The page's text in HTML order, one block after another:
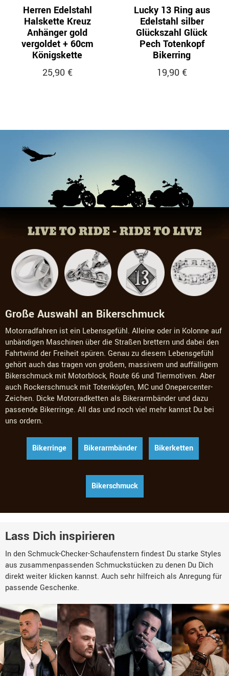
Herren Edelstahl
Halskette Kreuz
Anhänger gold
vergoldet + 60cm
Königskette
25,90 €
Lucky 13 Ring aus
Edelstahl silber
Glückszahl Glück
Pech Totenkopf
Bikerring
19,90 €
Große Auswahl an Bikerschmuck
Motorradfahren ist ein Lebensgefühl. Alleine oder in Kolonne auf
unbändigen Maschinen über die Straßen brettern und dabei den
Fahrtwind der Freiheit spüren. Genau zu diesem Lebensgefühl
gehört auch das tragen von großem, massivem und auffälligem
Bikerschmuck mit Motorblock, Route 66 und Tiermotiven. Aber
auch Rockerschmuck mit Totenköpfen, MC und Onepercenter-
Zeichen. Dicke Motorradketten als Bikerarmbänder und dazu
passende Bikerringe. All das und noch viel mehr kannst Du bei
uns ordern.
Bikerringe Bikerarmbänder Bikerketten
Bikerschmuck
Lass Dich inspirieren
In den Schmuck-Checker-Schaufenstern findest Du starke Styles
aus zusammenpassenden Schmuckstücken zu denen Du Dich
direkt weiter klicken kannst. Auch sehr hilfreich als Anregung für
passende Geschenke.